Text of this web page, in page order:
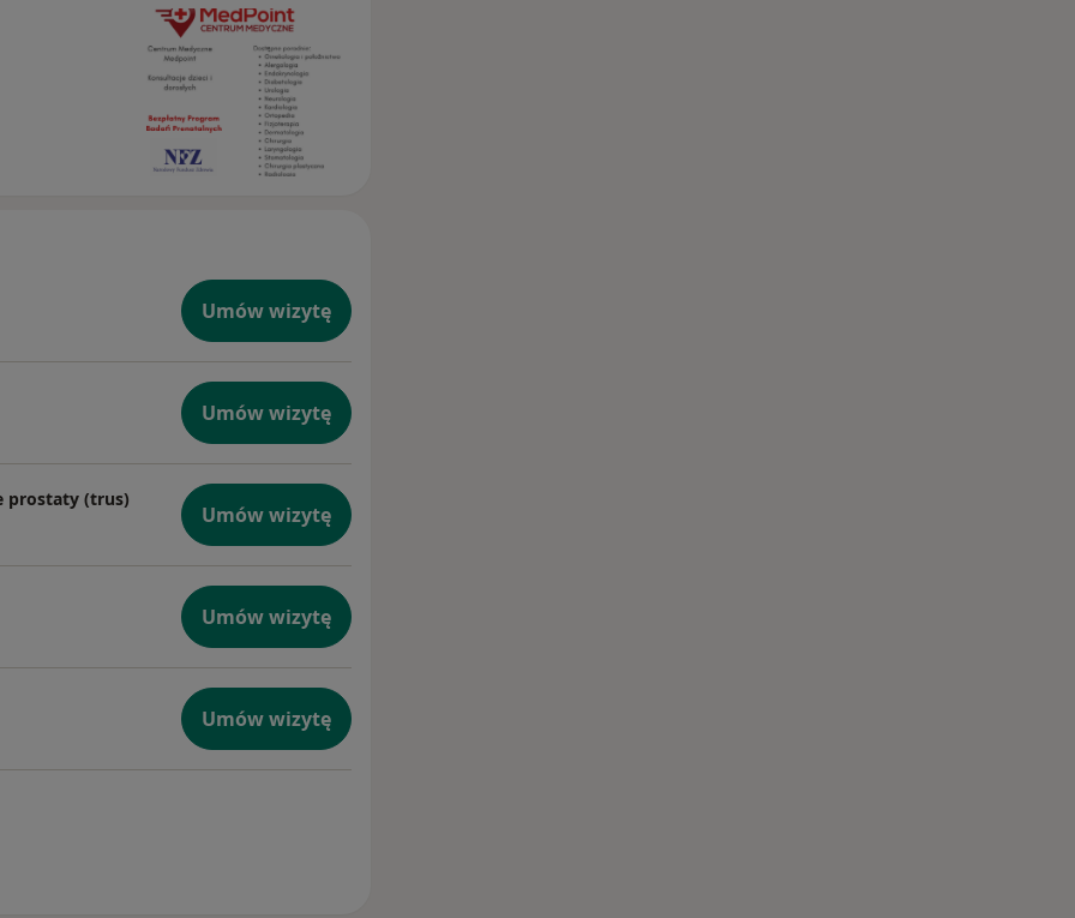
Umów wizytę
Umów wizytę
prostaty (trus)
Umów wizytę
Umów wizytę
Umów wizytę